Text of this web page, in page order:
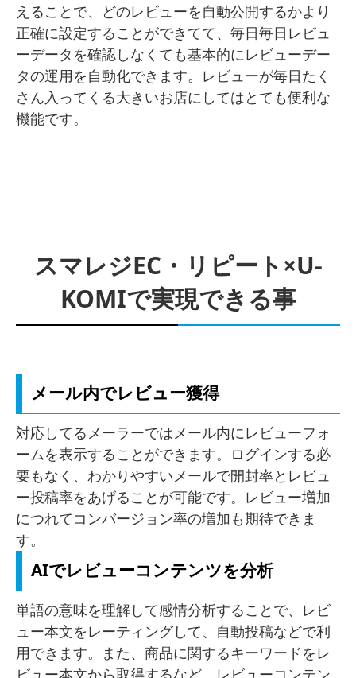
えることで、どのレビューを自動公開するかより
正確に設定することができてて、毎日毎日レビュ
ーデータを確認しなくても基本的にレビューデー
タの運用を自動化できます。レビューが毎日たく
さん入ってくる大きいお店にしてはとても便利な
機能です。
スマレジEC・リピート×U-
KOMIで実現できる事
メール内でレビュー獲得
対応してるメーラーではメール内にレビューフォ
ームを表示することができます。ログインする必
要もなく、わかりやすいメールで開封率とレビュ
ー投稿率をあげることが可能です。レビュー増加
につれてコンバージョン率の増加も期待できま
す。
AIでレビューコンテンツを分析
単語の意味を理解して感情分析することで、レビ
ュー本文をレーティングして、自動投稿などで利
用できます。また、商品に関するキーワードをレ
ビュー本文から取得するなど、レビューコンテン